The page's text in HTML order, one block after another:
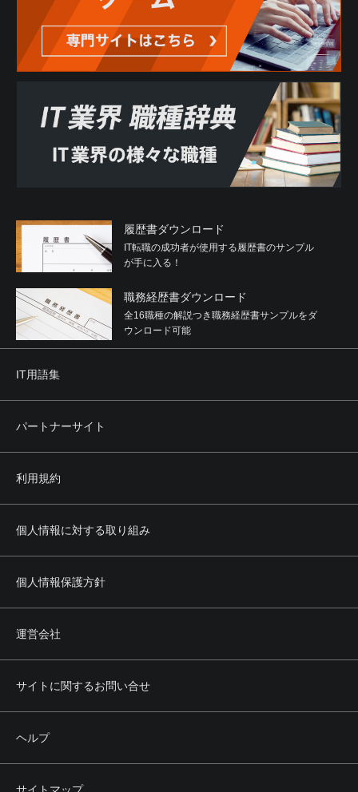
履歴書ダウンロード
IT転職の成功者が使用する履歴書のサンプル
が手に入る！
職務経歴書ダウンロード
全16職種の解説つき職務経歴書サンプルをダ
ウンロード可能
IT用語集
パートナーサイト
利用規約
個人情報に対する取り組み
個人情報保護方針
運営会社
サイトに関するお問い合せ
ヘルプ